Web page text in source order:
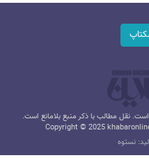
نقل مطالب با ذکر منبع بلامانع است.
Copyright © 2025
نستوه